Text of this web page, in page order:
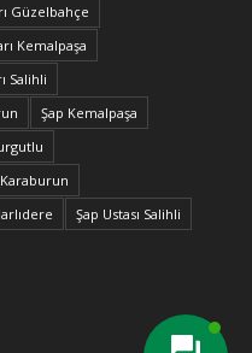
Güzelbahçe
Kemalpaşa
Salihli
Şap Kemalpaşa
Karaburun
Şap Ustası Salihli